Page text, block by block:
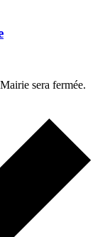
sera fermée.